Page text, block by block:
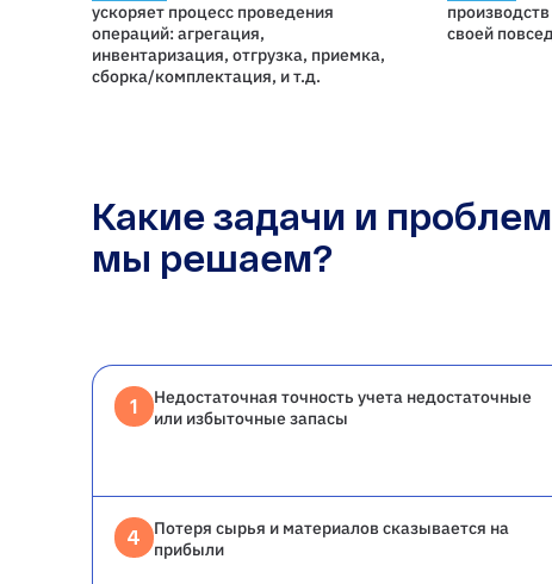
ускоряет процесс проведения
операций: агрегация,
инвентаризация, отгрузка, приемка,
cборка/комплектация, и т.д.
своей
Какие задачи и
мы решаем?
1
Недостаточная точность учета недостаточные
или избыточные запасы
4
Потеря сырья и материалов сказывается на
прибыли